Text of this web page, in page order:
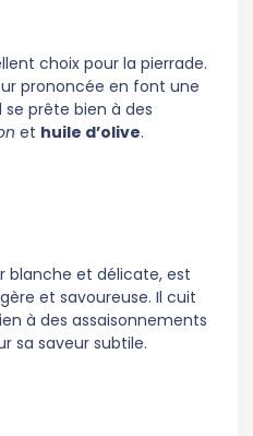
choix pour la pierrade.
prononcée en font une
prête bien à des
et huile d’olive.
blanche et délicate, est
et savoureuse. Il cuit
à des assaisonnements
sa saveur subtile.